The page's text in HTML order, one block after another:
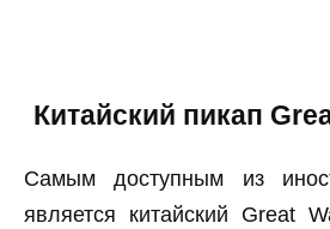
Китайский пикап
Самым доступным из
является китайский Great